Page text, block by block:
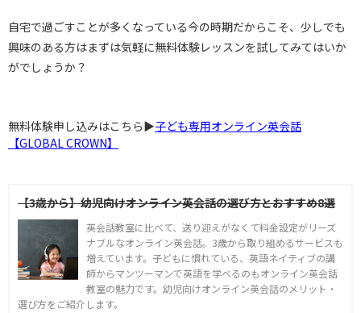
自宅で過ごすことが多くなっている今の時期だからこそ、少しでも
興味のある方はまずは気軽に無料体験レッスンを試してみてはいか
がでしょうか？
無料体験申し込みはこちら▶︎子ども専用オンライン英会話
【GLOBAL CROWN】
【3歳から】幼児向けオンライン英会話の選び方とおすすめ8選
英会話教室に比べて、送り迎えがなくて料金設定がリーズ
ナブルなオンライン英会話。3歳から取り組めるサービスも
増えています。子どもに慣れている、英語ネイティブの講
師からマンツーマンで英語を学べるのもオンライン英会話
教室の魅力です。幼児向けオンライン英会話のメリット・
選び方をご紹介します。